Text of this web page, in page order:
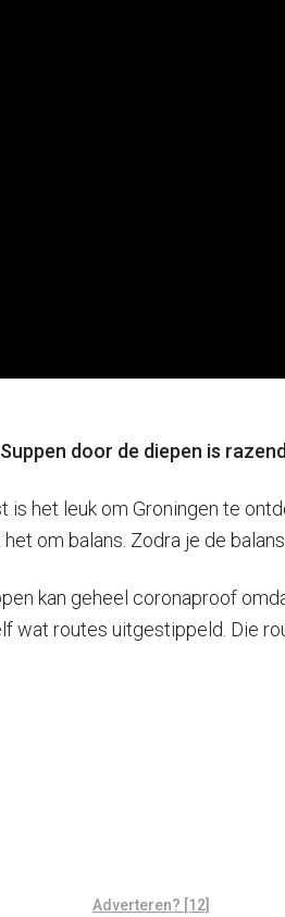
door de diepen is
het leuk om Groningen te
om balans. Zodra je de
kan geheel coronaproof
wat routes uitgestippeld. Die
Adverteren? [12]